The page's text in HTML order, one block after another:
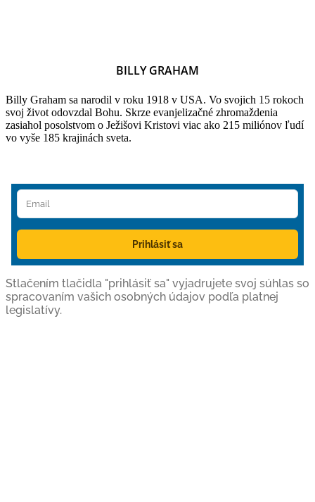
BILLY GRAHAM
Billy Graham sa narodil v roku 1918 v USA. Vo svojich 15 rokoch
svoj život odovzdal Bohu. Skrze evanjelizačné zhromaždenia
zasiahol posolstvom o Ježišovi Kristovi viac ako 215 miliónov ľudí
vo vyše 185 krajinách sveta.
Prihlásiť sa
Stlačením tlačidla "prihlásiť sa" vyjadrujete svoj súhlas so
spracovaním vašich osobných údajov podľa platnej
legislatívy.